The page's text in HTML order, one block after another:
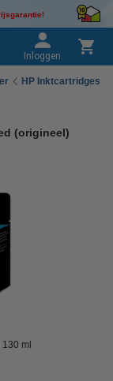
Inloggen
HP Inktcartridges
(origineel)
130 ml